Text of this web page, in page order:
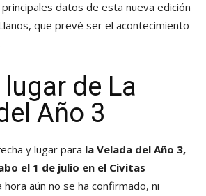
datos de esta nueva edición
que prevé ser el acontecimiento
de La
Año 3
y lugar para la Velada del Año 3,
el 1 de julio en el Civitas
hora aún no se ha confirmado, ni